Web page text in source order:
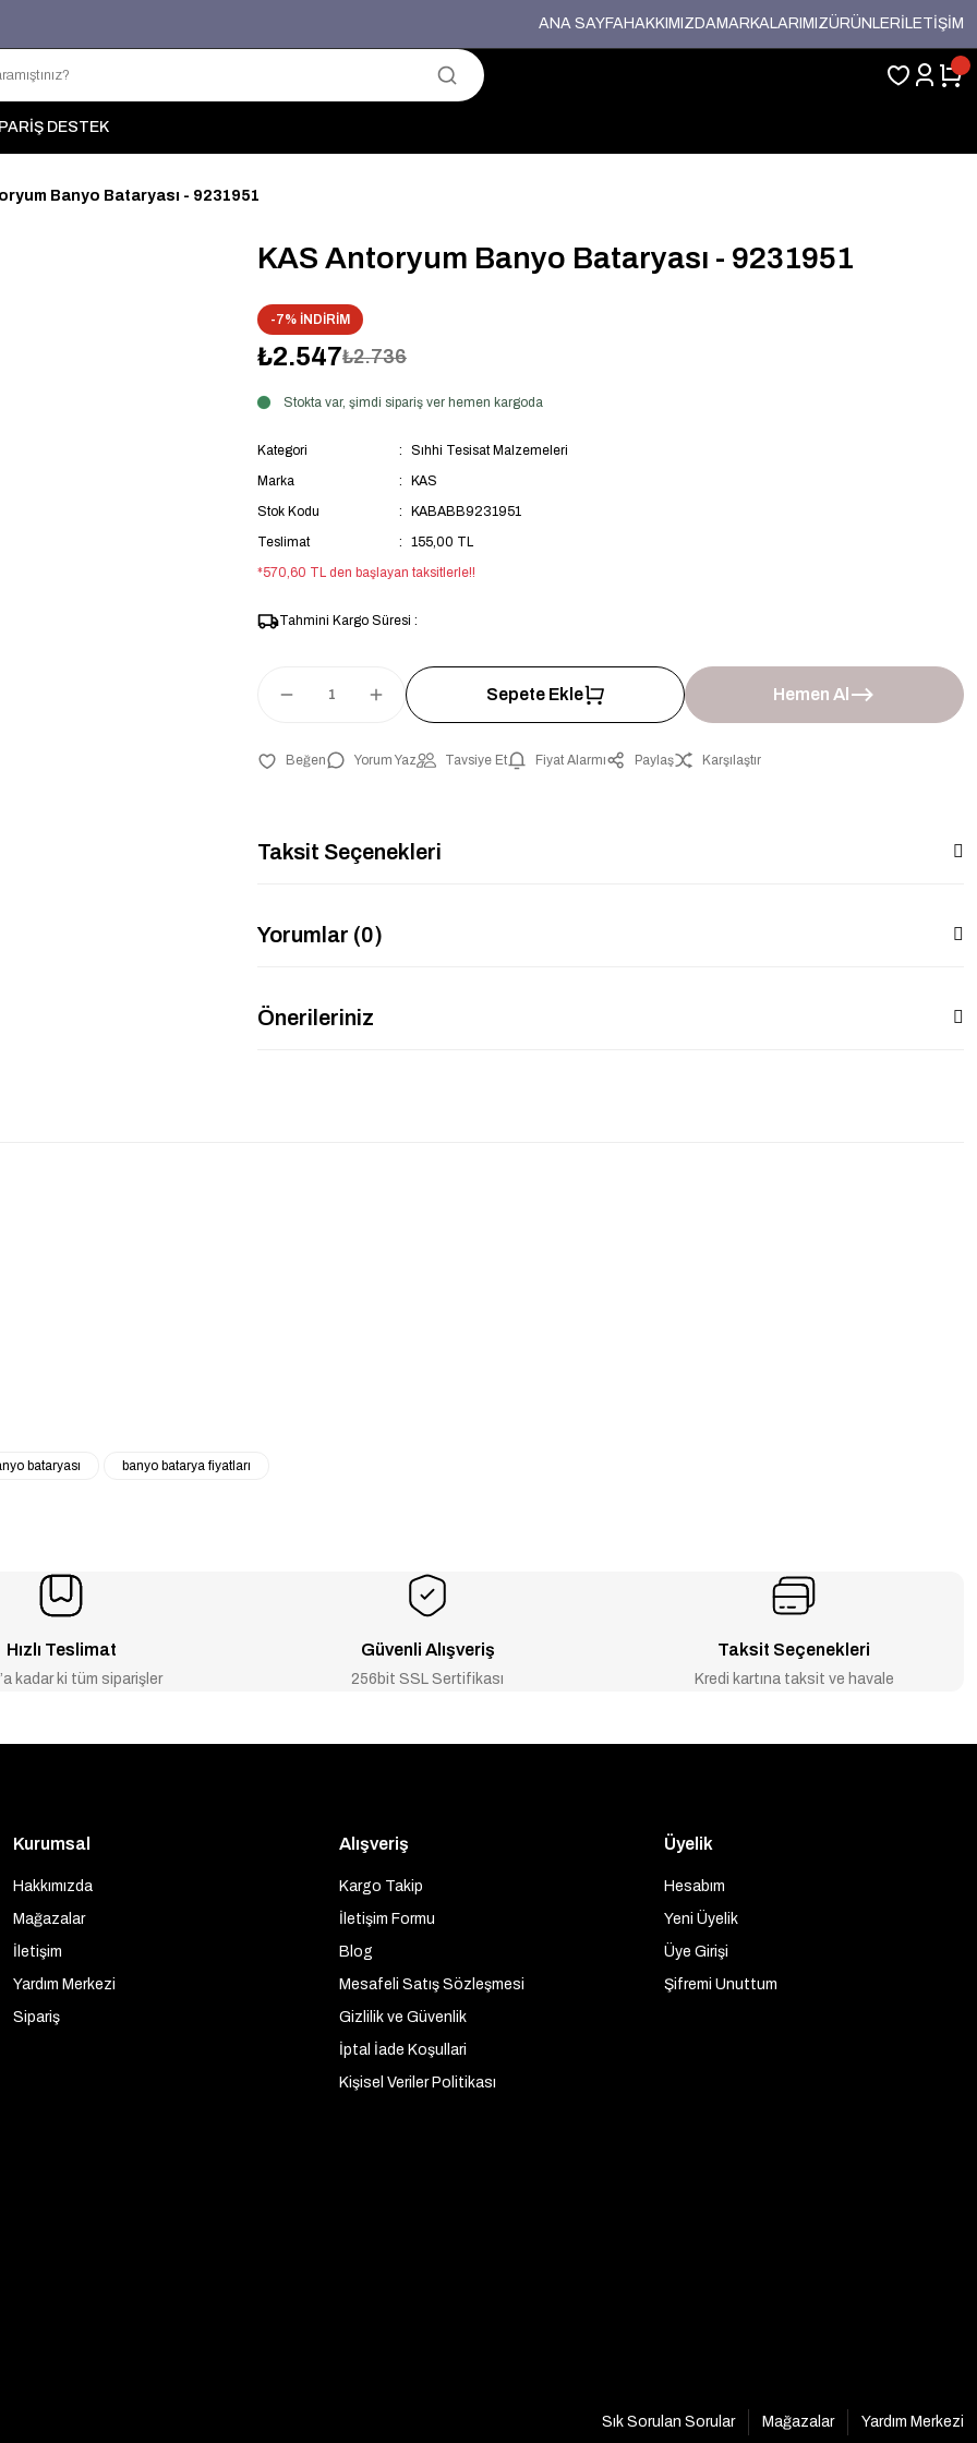
ANA SAYFAHAKKIMIZDAMARKALARIMIZÜRÜNLERİLETİŞİM
DESTEK
Banyo Bataryası - 9231951
KAS Antoryum Banyo Bataryası - 9231951
-7% İNDİRİM
₺2.547₺2.736
Stokta var, şimdi sipariş ver hemen kargoda
Kategori
Sıhhi Tesisat Malzemeleri
Marka
KAS
Stok Kodu
KABABB9231951
Teslimat
155,00 TL
*570,60 TL den başlayan taksitlerle!!
Tahmini Kargo Süresi :
Sepete Ekle Hemen Al
Yorum Yaz Tavsiye Et Fiyat Alarmı Paylaş Karşılaştır
Taksit Seçenekleri
Yorumlar (0)
Önerileriniz
bataryası banyo batarya fiyatları
Hızlı Teslimat
kadar ki tüm siparişler
Güvenli Alışveriş
256bit SSL Sertifikası
Taksit Seçenekleri
Kredi kartına taksit ve havale
Kurumsal
Hakkımızda
Mağazalar
İletişim
Yardım Merkezi
Sipariş
Alışveriş
Kargo Takip
İletişim Formu
Blog
Mesafeli Satış Sözleşmesi
Gizlilik ve Güvenlik
İptal İade Koşullari
Kişisel Veriler Politikası
Üyelik
Hesabım
Yeni Üyelik
Üye Girişi
Şifremi Unuttum
Sık Sorulan Sorular
Mağazalar Yardım Merkezi